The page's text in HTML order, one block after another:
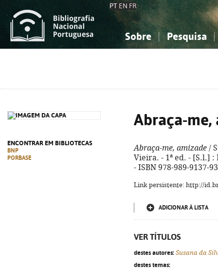
PT EN FR
Sobre Pesquisa
ENCONTRAR EM BIBLIOTECAS
BNP
PORBASE
Abraça-me,
Abraça-me, amizade /
Vieira. - 1ª ed. - [S.l.]
- ISBN 978-989-9137-
Link persistente: http://
ADICIONAR À LISTA
VER TÍTULOS
destes autores: Susana da
destes temas: